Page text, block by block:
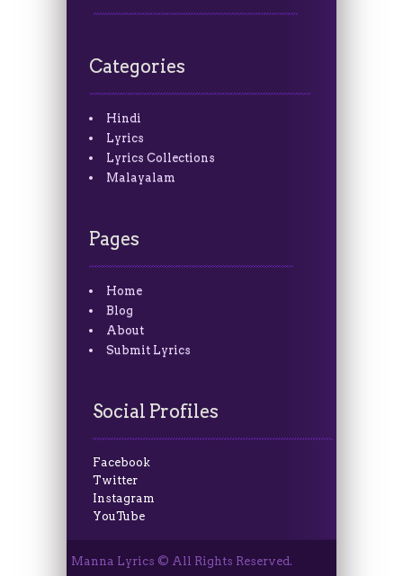
Categories
Hindi
Lyrics
Lyrics Collections
Malayalam
Pages
Home
Blog
About
Submit Lyrics
Social Profiles
Facebook
Twitter
Instagram
YouTube
Manna Lyrics © All Rights Reserved.